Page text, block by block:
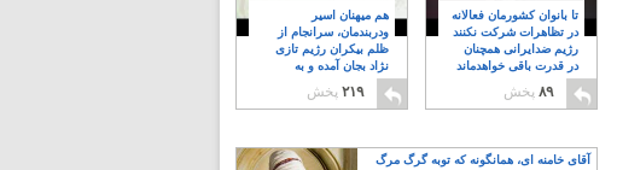
هم میهنان اسیر
ودربندمان، سرانجام از
ظلم بیکران رژیم تازی
نژاد بجان آمده و به
۲۱۹ پخش
تا بانوان کشورمان فعالانه
در تظاهرات شرکت نکنند
رژیم ضدایرانی همچنان
در قدرت باقی خواهدماند
۸
۸۹ پخش
آقای خامنه ای، همانگونه که توبه گرگ مرگ